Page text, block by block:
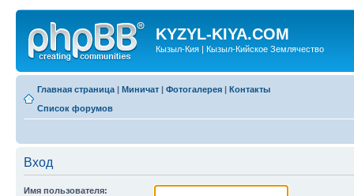
KYZYL-KIYA.COM
Кызыл-Кия | Кызыл-Кийское Землячество
Главная страница | Миничат | Фотогалерея | Контакты
Список форумов
Вход
Имя пользователя: